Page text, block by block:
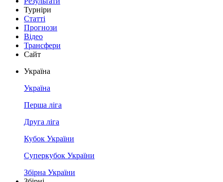
Турніри
Статті
Прогнози
Відео
Трансфери
Сайт
Україна
Україна
Перша ліга
Друга ліга
Кубок України
Суперкубок України
Збірна України